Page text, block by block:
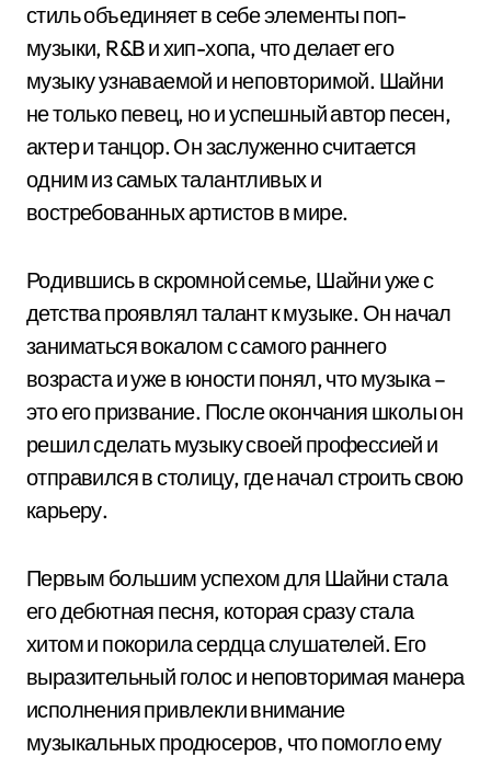
стиль объединяет в себе элементы поп-
музыки, R&B и хип-хопа, что делает его
музыку узнаваемой и неповторимой. Шайни
не только певец, но и успешный автор песен,
актер и танцор. Он заслуженно считается
одним из самых талантливых и
востребованных артистов в мире.
Родившись в скромной семье, Шайни уже с
детства проявлял талант к музыке. Он начал
заниматься вокалом с самого раннего
возраста и уже в юности понял, что музыка –
это его призвание. После окончания школы он
решил сделать музыку своей профессией и
отправился в столицу, где начал строить свою
карьеру.
Первым большим успехом для Шайни стала
его дебютная песня, которая сразу стала
хитом и покорила сердца слушателей. Его
выразительный голос и неповторимая манера
исполнения привлекли внимание
музыкальных продюсеров, что помогло ему